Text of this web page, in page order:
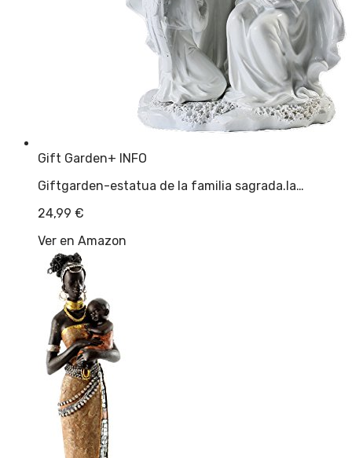
Gift Garden+ INFO
Giftgarden-estatua de la familia sagrada.la…
24,99 €
Ver en Amazon